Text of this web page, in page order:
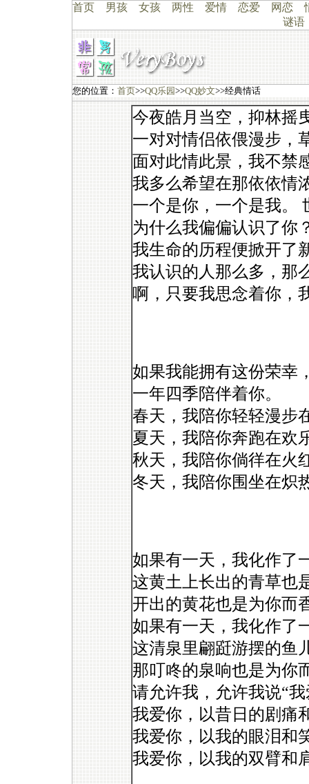
首页 男孩 女孩 两性 爱情 恋爱 网恋
谜语
您的位置： 首页>>QQ乐园>>QQ妙文>>经典情话
今夜皓月当空，抑林摇
一对对情侣依偎漫步，
面对此情此景，我不禁
我多么希望在那依依情
一个是你，一个是我。
为什么我偏偏认识了你
我生命的历程便掀开了
我认识的人那么多，那
啊，只要我思念着你，
如果我能拥有这份荣幸
一年四季陪伴着你。
春天，我陪你轻轻漫步
夏天，我陪你奔跑在欢
秋天，我陪你倘徉在火
冬天，我陪你围坐在炽
如果有一天，我化作了
这黄土上长出的青草也
开出的黄花也是为你而
如果有一天，我化作了
这清泉里翩跹游摆的鱼
那叮咚的泉响也是为你
请允许我，允许我说“
我爱你，以昔日的剧痛
我爱你，以我的眼泪和
我爱你，以我的双臂和